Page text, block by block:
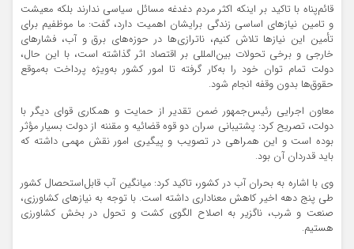
قائم‌پناه با تاکید بر اینکه اکثر مردم دغدغه مسائل سیاسی ندارند بلکه معیشت
و تامین نیازهای اساسی زندگی برایشان اهمیت دارد، گفت: ما موظفیم برای
تأمین این نیازها تلاش کنیم، ناترازی‌ها در حوزه‌های برق و آب، فشارهای
خارجی و برخی تحولات بین‌المللی بر اقتصاد اثر گذاشته است، با این حال،
دولت تمام توان خود را به‌کار گرفته تا امور کشور به‌ویژه پرداخت به‌موقع
حقوق‌ها بدون وقفه انجام شود.
معاون اجرایی رئیس‌جمهور ضمن تقدیر از حمایت و همکاری قوای دیگر با
دولت، تصریح کرد: پشتیبانی سران دو قوه قضائیه و مقننه از دولت بسیار مؤثر
بوده است و این همراهی در تصویب و پیگیری امور نقش مهمی داشته که
باید قدردان آن بود.
وی با اشاره به بحران آب در کشور، تاکید کرد: میانگین آب قابل‌استحصال کشور
طی پنج دهه اخیر کاهش معناداری داشته است. با توجه به نیازهای کشاورزی،
صنعت و شرب، ناگزیر به اصلاح الگوی کشت و تحول در بخش کشاورزی
هستیم.